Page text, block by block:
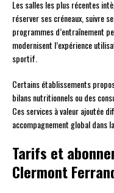
Les salles les plus récentes
réserver ses créneaux, suivre
programmes d’entraînement
modernisent l’expérience
sportif.
Certains établissements
bilans nutritionnels ou des
Ces services à valeur ajoutée
accompagnement global dans
Tarifs et
Clermont